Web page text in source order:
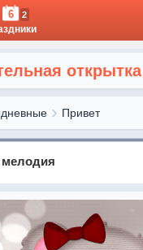
6 2
Привет
мелодия